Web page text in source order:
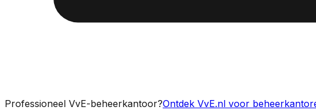
Professioneel VvE-beheerkantoor?Ontdek VvE.nl voor